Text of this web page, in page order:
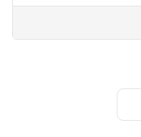
★社会人経験5年以上歓迎